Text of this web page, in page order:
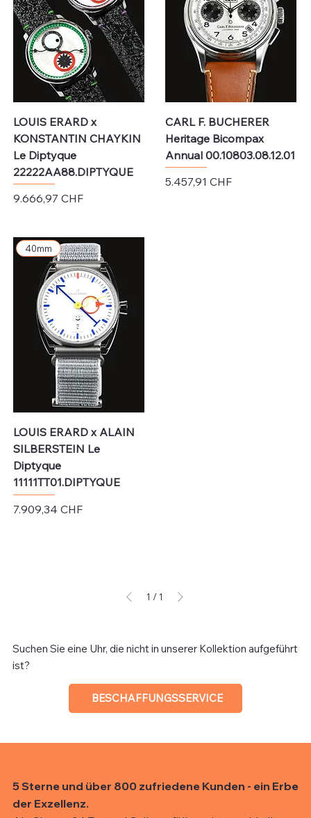
Suchen Sie eine Uhr, die nicht in unserer Kollektion aufgeführt
ist?
BESCHAFFUNGSSERVICE
5 Sterne und über 800 zufriedene Kunden - ein Erbe
der Exzellenz.
LOUIS ERARD x
KONSTANTIN CHAYKIN
Le Diptyque
22222AA88.DIPTYQUE
Preis
9.666,97 CHF
CARL F. BUCHERER
Heritage Bicompax
Annual 00.10803.08.12.01
Preis
5.457,91 CHF
40mm
LOUIS ERARD x ALAIN
SILBERSTEIN Le
Diptyque
11111TT01.DIPTYQUE
Preis
7.909,34 CHF
1 / 1